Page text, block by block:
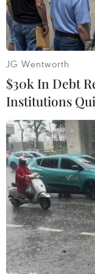
Nhà báo
Tòa án quận
ngày 30/3 ra
báo Mỹ Evan
điệp.
Thông báo của
phóng viên của
JG Wentworth
$30k In Debt
Institutions